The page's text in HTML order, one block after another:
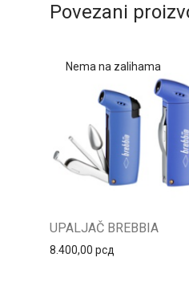
Povezani
UPALJAČ BREBBIA
8.400,00 рсд